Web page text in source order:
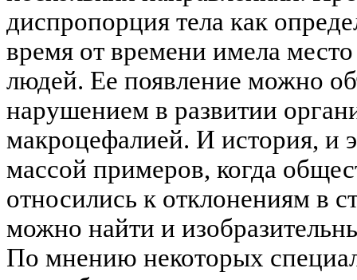
диспропорция тела как
время от времени имела
людей. Ее появление можно
нарушением в развитии
макроцефалией. И история, и
массой примеров, когда
относились к отклонениям в
можно найти и
По мнению некоторых